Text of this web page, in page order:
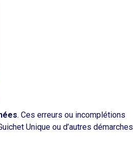
. Ces erreurs ou incomplétions
Unique ou d’autres démarches